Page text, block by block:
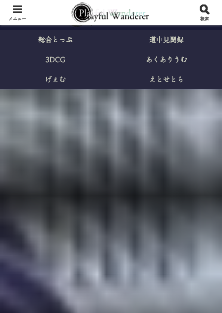
総合とっぷ 道中見聞録
3DCG あくありうむ
げぇむ えとせとら
メニュー 検索